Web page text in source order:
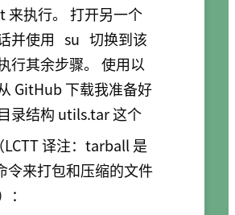
来执行。 打开另一个
并使用 su 切换到该
行其余步骤。 使用以
GitHub 下载我准备好
录结构 utils.tar 这个
（LCTT 译注：tarball 是
令来打包和压缩的文件
：